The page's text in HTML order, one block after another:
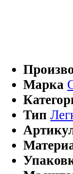
Марка
Тип